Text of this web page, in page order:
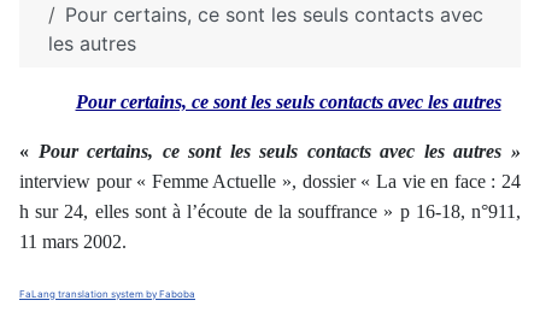
Pour certains, ce sont les seuls contacts avec
les autres
Pour certains, ce sont les seuls contacts avec les autres
« Pour certains, ce sont les seuls contacts avec les autres»
interview pour « Femme Actuelle », dossier « La vie en face : 24
h sur 24, elles sont à l’écoute de la souffrance » p 16-18, n°911,
11 mars 2002.
FaLang translation system by Faboba